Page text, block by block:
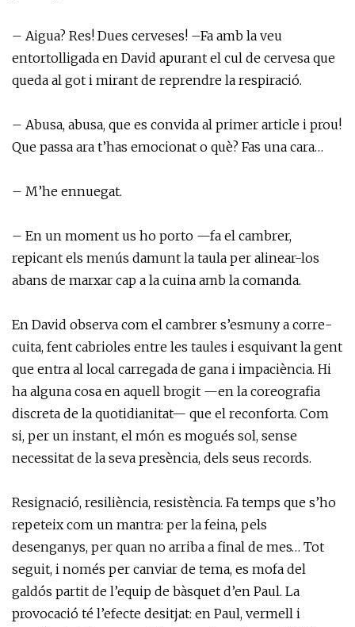
– Aigua? Res! Dues cerveses! –Fa amb la veu
entortolligada en David apurant el cul de cervesa que
queda al got i mirant de reprendre la respiració.
– Abusa, abusa, que es convida al primer article i prou!
Que passa ara t’has emocionat o què? Fas una cara…
– M’he ennuegat.
– En un moment us ho porto —fa el cambrer,
repicant els menús damunt la taula per alinear-los
abans de marxar cap a la cuina amb la comanda.
En David observa com el cambrer s’esmuny a corre-
cuita, fent cabrioles entre les taules i esquivant la gent
que entra al local carregada de gana i impaciència. Hi
ha alguna cosa en aquell brogit —en la coreografia
discreta de la quotidianitat— que el reconforta. Com
si, per un instant, el món es mogués sol, sense
necessitat de la seva presència, dels seus records.
Resignació, resiliència, resistència. Fa temps que s’ho
repeteix com un mantra: per la feina, pels
desenganys, per quan no arriba a final de mes… Tot
seguit, i només per canviar de tema, es mofa del
galdós partit de l’equip de bàsquet d’en Paul. La
provocació té l’efecte desitjat: en Paul, vermell i